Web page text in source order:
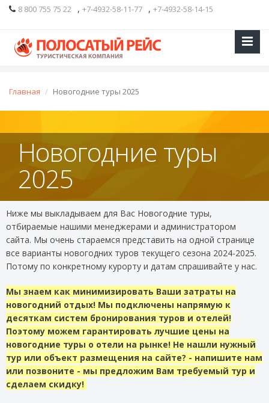
8 800 755 75 22 , +7-4932-58-11-77 , +7-4932-58-14-15
Главная Новогодние туры 2025
Новогодние туры
2025
Ниже мы выкладываем для Вас Новогодние туры,
отбираемые нашими менеджерами и администратором
сайта. Мы очень стараемся представить на одной странице
все варианты новогодних туров текущего сезона 2024-2025.
Потому по конкретному курорту и датам спрашивайте у нас.
Мы знаем как минимизировать Ваши затраты на
новогодний отдых! Мы подключены напрямую к
десяткам систем бронирования туров и отелей!
Поэтому можем гарантировать лучшие цены на
новогодние туры о отели на рынке! Не нашли нужный
тур или объект размещения на сайте? - напишите нам
или позвоните - мы предложим Вам требуемый тур и
сделаем скидку!